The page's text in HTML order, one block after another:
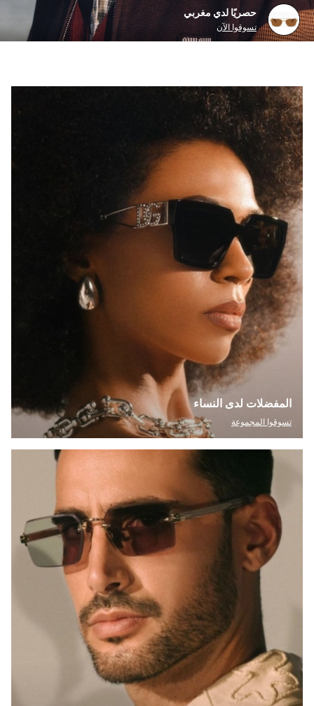
حصريًا لدي مغربي
تسوقوا الآن
المفضلات لدى النساء
تسوقوا المجموعة